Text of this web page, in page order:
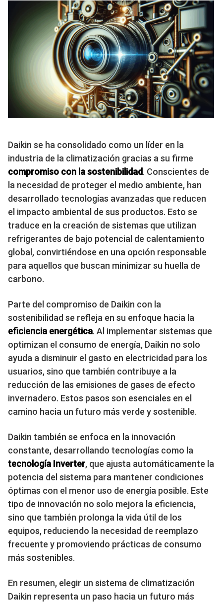
Daikin se ha consolidado como un líder en la
industria de la climatización gracias a su firme
compromiso con la sostenibilidad. Conscientes de
la necesidad de proteger el medio ambiente, han
desarrollado tecnologías avanzadas que reducen
el impacto ambiental de sus productos. Esto se
traduce en la creación de sistemas que utilizan
refrigerantes de bajo potencial de calentamiento
global, convirtiéndose en una opción responsable
para aquellos que buscan minimizar su huella de
carbono.
Parte del compromiso de Daikin con la
sostenibilidad se refleja en su enfoque hacia la
eficiencia energética. Al implementar sistemas que
optimizan el consumo de energía, Daikin no solo
ayuda a disminuir el gasto en electricidad para los
usuarios, sino que también contribuye a la
reducción de las emisiones de gases de efecto
invernadero. Estos pasos son esenciales en el
camino hacia un futuro más verde y sostenible.
Daikin también se enfoca en la innovación
constante, desarrollando tecnologías como la
tecnología Inverter, que ajusta automáticamente la
potencia del sistema para mantener condiciones
óptimas con el menor uso de energía posible. Este
tipo de innovación no solo mejora la eficiencia,
sino que también prolonga la vida útil de los
equipos, reduciendo la necesidad de reemplazo
frecuente y promoviendo prácticas de consumo
más sostenibles.
En resumen, elegir un sistema de climatización
Daikin representa un paso hacia un futuro más